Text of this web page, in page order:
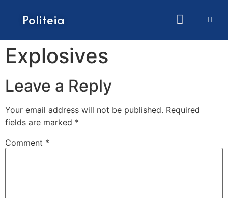
Politeia
Explosives
Leave a Reply
Your email address will not be published. Required
fields are marked *
Comment *